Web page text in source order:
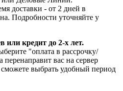
доставки - от 2 дней в
Подробности уточняйте у
или кредит до 2-х лет.
"оплата в рассрочку/
перенаправит вас на сервер
выбрать удобный период